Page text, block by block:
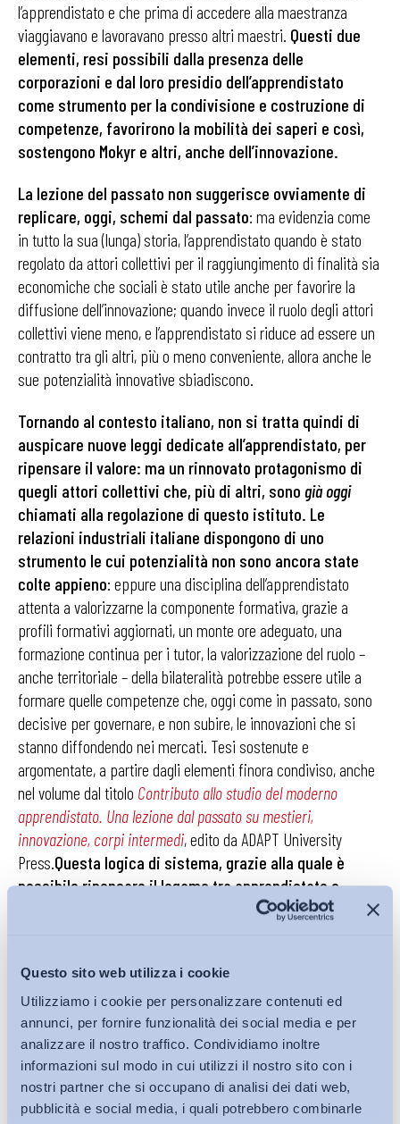
Questo sito web utilizza i cookie
Utilizziamo i cookie per personalizzare contenuti ed
annunci, per fornire funzionalità dei social media e per
analizzare il nostro traffico. Condividiamo inoltre
informazioni sul modo in cui utilizzi il nostro sito con i
nostri partner che si occupano di analisi dei dati web,
pubblicità e social media, i quali potrebbero combinarle
l’apprendistato e che prima di accedere alla maestranza
viaggiavano e lavoravano presso altri maestri. Questi due
elementi, resi possibili dalla presenza delle
corporazioni e dal loro presidio dell’apprendistato
come strumento per la condivisione e costruzione di
competenze, favorirono la mobilità dei saperi e così,
sostengono Mokyr e altri, anche dell’innovazione.
La lezione del passato non suggerisce ovviamente di
replicare, oggi, schemi dal passato: ma evidenzia come
in tutto la sua (lunga) storia, l’apprendistato quando è stato
regolato da attori collettivi per il raggiungimento di finalità sia
economiche che sociali è stato utile anche per favorire la
diffusione dell’innovazione; quando invece il ruolo degli attori
collettivi viene meno, e l’apprendistato si riduce ad essere un
contratto tra gli altri, più o meno conveniente, allora anche le
sue potenzialità innovative sbiadiscono.
Tornando al contesto italiano, non si tratta quindi di
auspicare nuove leggi dedicate all’apprendistato, per
ripensare il valore: ma un rinnovato protagonismo di
quegli attori collettivi che, più di altri, sono già oggi
chiamati alla regolazione di questo istituto. Le
relazioni industriali italiane dispongono di uno
strumento le cui potenzialità non sono ancora state
colte appieno: eppure una disciplina dell’apprendistato
attenta a valorizzarne la componente formativa, grazie a
profili formativi aggiornati, un monte ore adeguato, una
formazione continua per i tutor, la valorizzazione del ruolo –
anche territoriale – della bilateralità potrebbe essere utile a
formare quelle competenze che, oggi come in passato, sono
decisive per governare, e non subire, le innovazioni che si
stanno diffondendo nei mercati. Tesi sostenute e
argomentate, a partire dagli elementi finora condiviso, anche
nel volume dal titolo Contributo allo studio del moderno
apprendistato. Una lezione dal passato su mestieri,
innovazione, corpi intermedi, edito da ADAPT University
Press.Questa logica di sistema, grazie alla quale è
possibile ripensare il legame tra apprendistato e
diffusione dell’innovazione oggi, non può che essere
Questa è la lezione che il passato, anche grazie agli
studi di Joel Mokyr, ci consegna.
Matteo Colombo
Presidente Fondazione ADAPT